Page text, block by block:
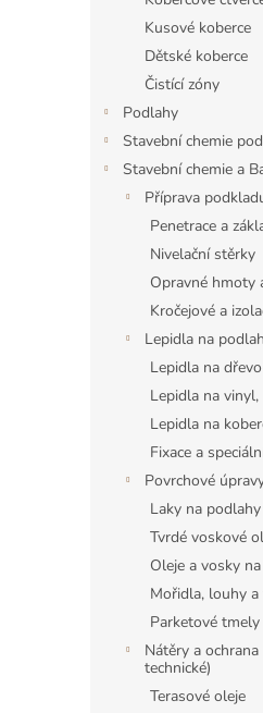
Kusové koberce
Dětské koberce
Čistící zóny
Podlahy
Stavební chemie
Stavební chemie a
Příprava
Penetrace a
Nivelační stěrky
Opravné hmoty
Kročejové a
Lepidla na
Lepidla na
Lepidla na
Lepidla na
Fixace a
Povrchové
Laky na podlahy
Tvrdé voskové
Oleje a vosky
Mořidla, louhy
Parketové tmely
Nátěry a
technické)
Terasové oleje